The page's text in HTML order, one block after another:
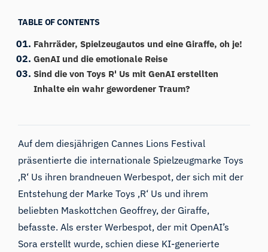
TABLE OF CONTENTS
Fahrräder, Spielzeugautos und eine Giraffe, oh je!
GenAI und die emotionale Reise
Sind die von Toys R' Us mit GenAI erstellten
Inhalte ein wahr gewordener Traum?
Auf dem diesjährigen Cannes Lions Festival
präsentierte die internationale Spielzeugmarke Toys
‚R‘ Us ihren brandneuenWerbespot, der sich mit der
Entstehung der Marke Toys ‚R‘ Us und ihrem
beliebten Maskottchen Geoffrey, der Giraffe,
befasste. Als erster Werbespot, der mit OpenAI’s
Sora erstellt wurde, schien diese KI-generierte